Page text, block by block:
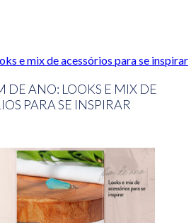
e mix de acessórios para se inspirar
DE ANO: LOOKS E MIX DE
PARA SE INSPIRAR